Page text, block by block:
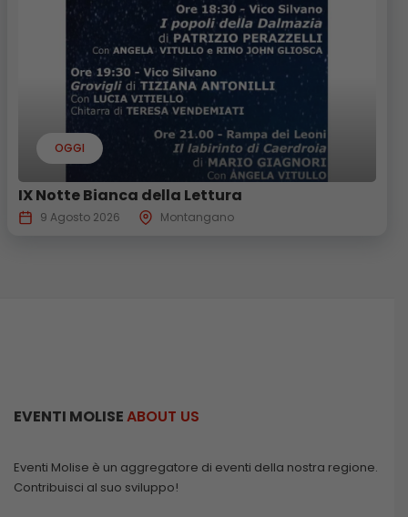
OGGI
IX Notte Bianca della Lettura
9 Agosto 2026 Montangano
EVENTI MOLISEABOUT US
Eventi Molise è un aggregatore di eventi della nostra regione.
Contribuisci al suo sviluppo!